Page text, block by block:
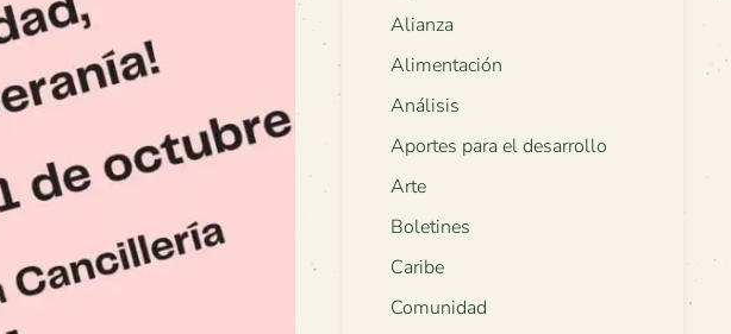
Alianza
Alimentación
Análisis
Aportes para el desarrollo
Arte
Boletines
Caribe
Comunidad